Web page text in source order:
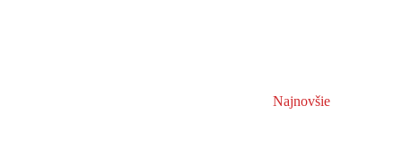
Najnovšie